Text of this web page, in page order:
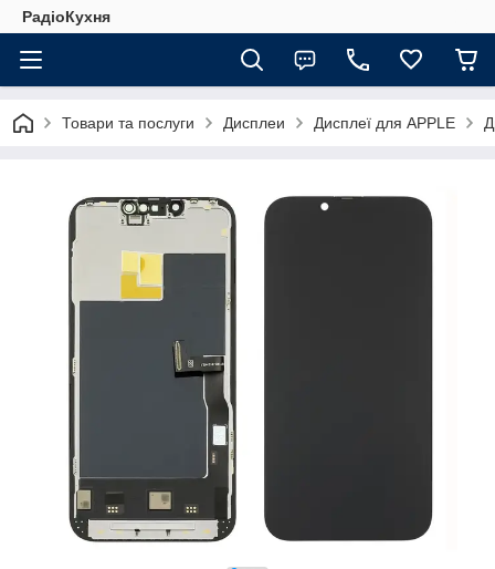
РадіоКухня
Товари та послуги Дисплеи Дисплеї для APPLE